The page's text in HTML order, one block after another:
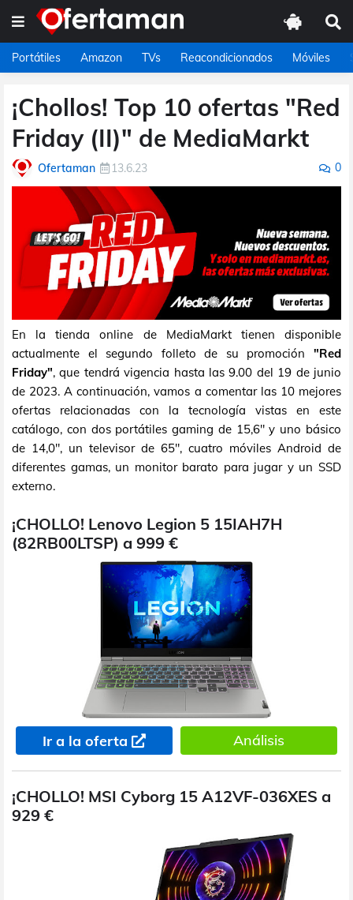
Portátiles Amazon TVs Reacondicionados Móviles
¡Chollos! Top 10 ofertas "Red
Friday (II)" de MediaMarkt
Ofertaman 13.6.23 0
En la tienda online de MediaMarkt tienen disponible
actualmente el segundo folleto de su promoción "Red
Friday", que tendrá vigencia hasta las 9.00 del 19 de junio
de 2023. A continuación, vamos a comentar las 10 mejores
ofertas relacionadas con la tecnología vistas en este
catálogo, con dos portátiles gaming de 15,6" y uno básico
de 14,0", un televisor de 65", cuatro móviles Android de
diferentes gamas, un monitor barato para jugar y un SSD
externo.
¡CHOLLO! Lenovo Legion 5 15IAH7H
(82RB00LTSP) a 999 €
Ir a la oferta Análisis
¡CHOLLO! MSI Cyborg 15 A12VF-036XES a
929 €